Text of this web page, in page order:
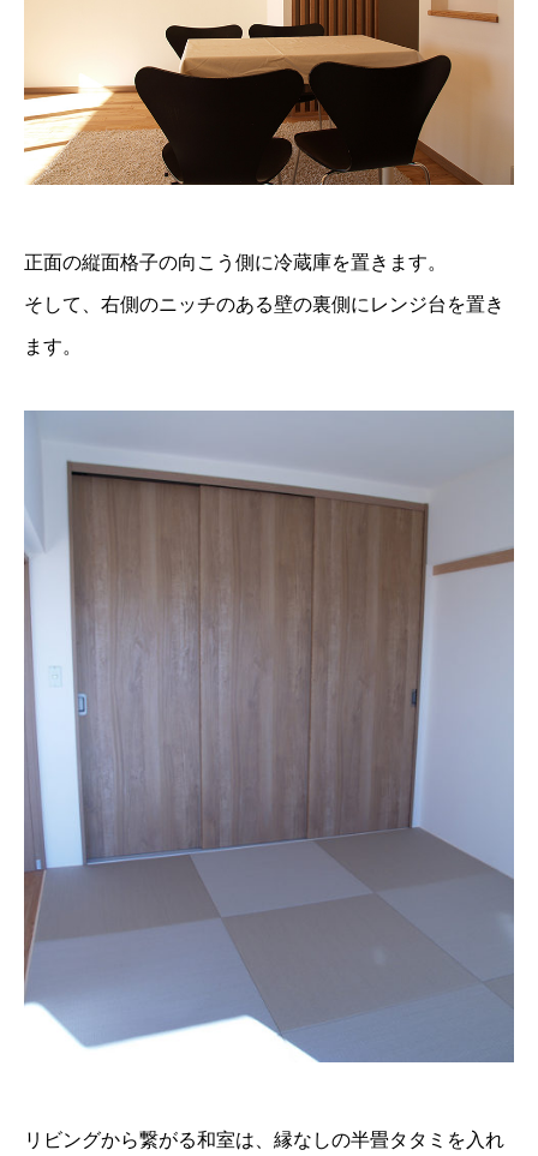
正面の縦面格子の向こう側に冷蔵庫を置きます。
そして、右側のニッチのある壁の裏側にレンジ台を置き
ます。
リビングから繋がる和室は、縁なしの半畳タタミを入れ